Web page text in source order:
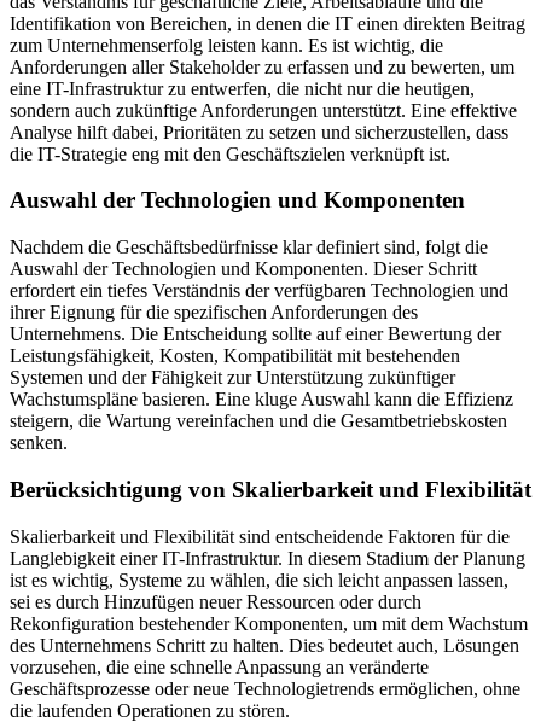
Identifikation von Bereichen, in denen die IT einen direkten Beitrag
zum Unternehmenserfolg leisten kann. Es ist wichtig, die
Anforderungen aller Stakeholder zu erfassen und zu bewerten, um
eine IT-Infrastruktur zu entwerfen, die nicht nur die heutigen,
sondern auch zukünftige Anforderungen unterstützt. Eine effektive
Analyse hilft dabei, Prioritäten zu setzen und sicherzustellen, dass
die IT-Strategie eng mit den Geschäftszielen verknüpft ist.
Auswahl der Technologien und Komponenten
Nachdem die Geschäftsbedürfnisse klar definiert sind, folgt die
Auswahl der Technologien und Komponenten. Dieser Schritt
erfordert ein tiefes Verständnis der verfügbaren Technologien und
ihrer Eignung für die spezifischen Anforderungen des
Unternehmens. Die Entscheidung sollte auf einer Bewertung der
Leistungsfähigkeit, Kosten, Kompatibilität mit bestehenden
Systemen und der Fähigkeit zur Unterstützung zukünftiger
Wachstumspläne basieren. Eine kluge Auswahl kann die Effizienz
steigern, die Wartung vereinfachen und die Gesamtbetriebskosten
senken.
Berücksichtigung von Skalierbarkeit und Flexibilität
Skalierbarkeit und Flexibilität sind entscheidende Faktoren für die
Langlebigkeit einer IT-Infrastruktur. In diesem Stadium der Planung
ist es wichtig, Systeme zu wählen, die sich leicht anpassen lassen,
sei es durch Hinzufügen neuer Ressourcen oder durch
Rekonfiguration bestehender Komponenten, um mit dem Wachstum
des Unternehmens Schritt zu halten. Dies bedeutet auch, Lösungen
vorzusehen, die eine schnelle Anpassung an veränderte
Geschäftsprozesse oder neue Technologietrends ermöglichen, ohne
die laufenden Operationen zu stören.